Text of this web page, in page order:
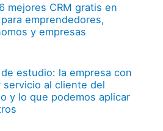
mejores CRM gratis en
emprendedores,
y empresas
estudio: la empresa con
servicio al cliente del
y lo que podemos aplicar